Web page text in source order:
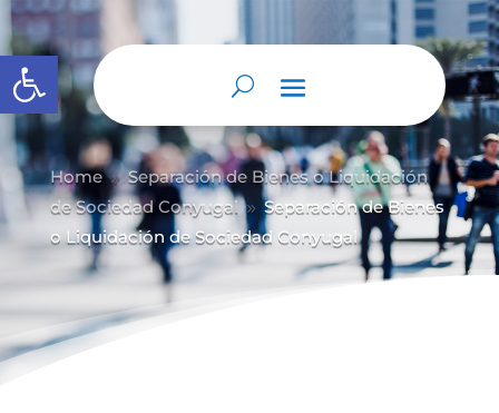
Abrir barra de herramientas
Home 9 Separación de Bienes o Liquidación
de Sociedad Conyugal 9 Separación de Bienes
o Liquidación de Sociedad Conyugal